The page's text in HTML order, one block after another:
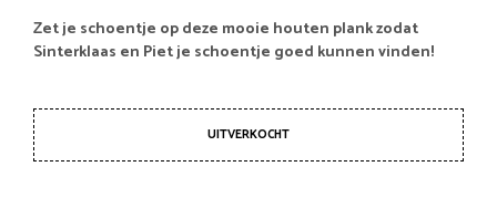
Zet je schoentje op deze mooie houten plank zodat
Sinterklaas en Piet je schoentje goed kunnen vinden!
UITVERKOCHT